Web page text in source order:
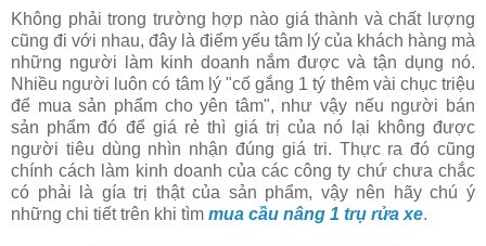
Không phải trong trường hợp nào giá thành và chất lượng
cũng đi với nhau, đây là điểm yếu tâm lý của khách hàng mà
những người làm kinh doanh nắm được và tận dụng nó.
Nhiều người luôn có tâm lý "cố gắng 1 tý thêm vài chục triệu
để mua sản phẩm cho yên tâm", như vậy nếu người bán
sản phẩm đó để giá rẻ thì giá trị của nó lại không được
người tiêu dùng nhìn nhận đúng giá tri. Thực ra đó cũng
chính cách làm kinh doanh của các công ty chứ chưa chắc
có phải là gía trị thật của sản phẩm, vậy nên hãy chú ý
những chi tiết trên khi tìm mua cầu nâng 1 trụ rửa xe.